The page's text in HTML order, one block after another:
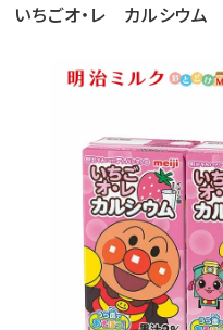
いちごオ・レ カルシウム